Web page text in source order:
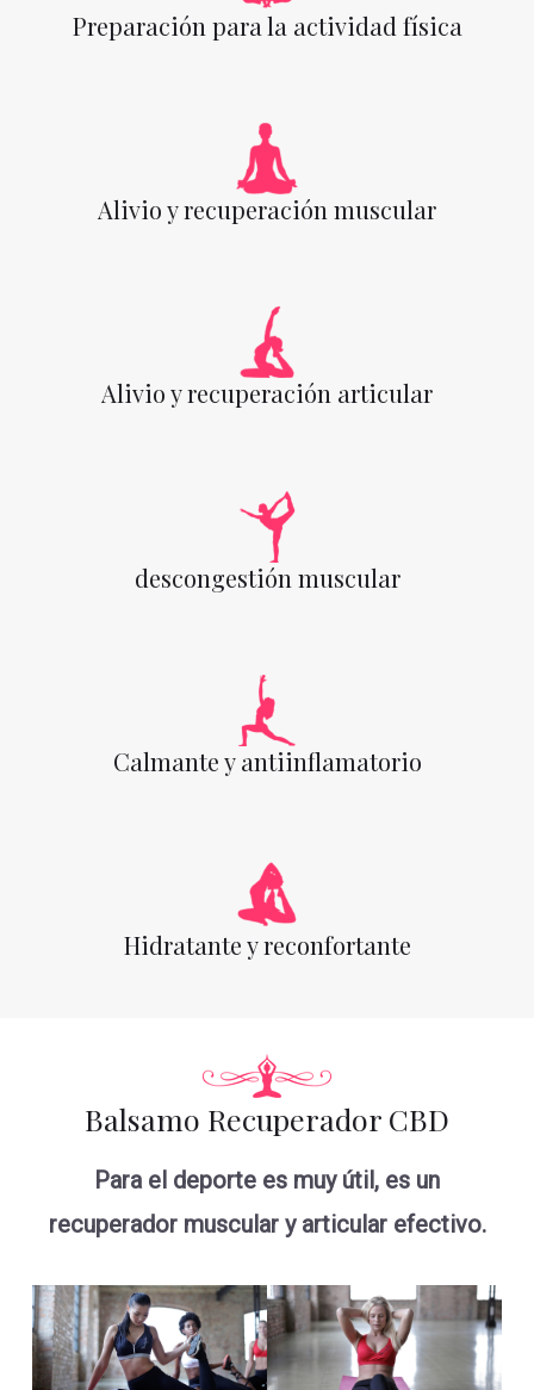
Preparación para la actividad física
Alivio y recuperación muscular
Alivio y recuperación articular
descongestión muscular
Calmante y antiinflamatorio
Hidratante y reconfortante
Balsamo Recuperador CBD
Para el deporte es muy útil, es un
recuperador muscular y articular efectivo.